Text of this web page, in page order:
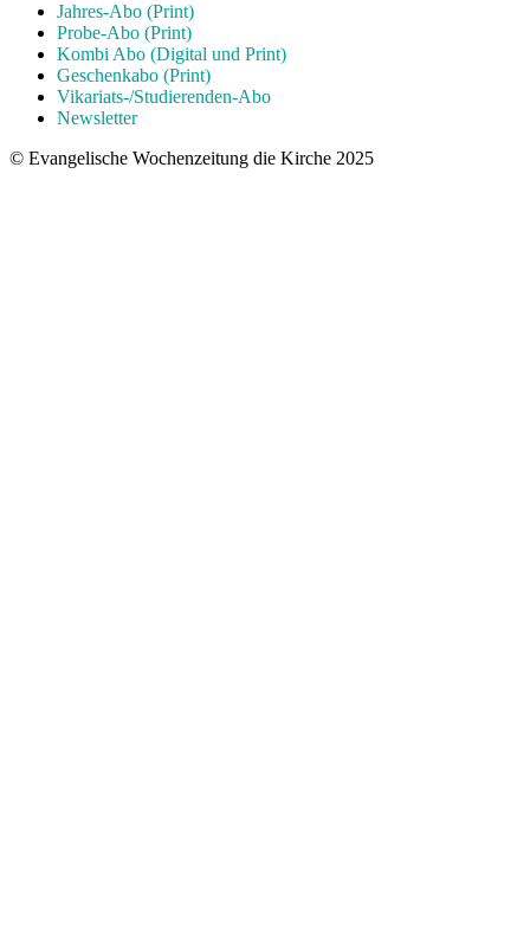
Jahres-Abo (Print)
Probe-Abo (Print)
Kombi Abo (Digital und Print)
Geschenkabo (Print)
Vikariats-/Studierenden-Abo
Newsletter
© Evangelische Wochenzeitung die Kirche 2025